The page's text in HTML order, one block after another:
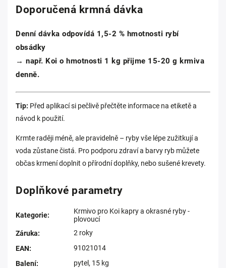
Doporučená krmná dávka
Denní dávka odpovídá 1,5-2 % hmotnosti rybí
obsádky
→ např. Koi o hmotnosti 1 kg přijme 15-20 g krmiva
denně.
Tip: Před aplikací si pečlivě přečtěte informace na etiketě a
návod k použití.
Krmte raději méně, ale pravidelně – ryby vše lépe zužitkují a
voda zůstane čistá. Pro podporu zdraví a barvy ryb můžete
občas krmení doplnit o přírodní doplňky, nebo sušené krevety.
Doplňkové parametry
Kategorie:
Krmivo pro Koi kapry a okrasné ryby -
plovoucí
Záruka:
2 roky
EAN:
91021014
Balení:
pytel, 15 kg